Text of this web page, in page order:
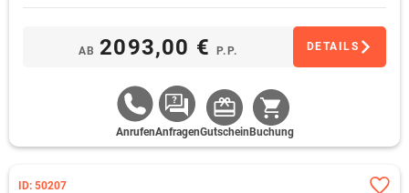
AB 2093,00 €P.P. DETAILS
AnrufenAnfragenGutschein Buchung
ID: 50207